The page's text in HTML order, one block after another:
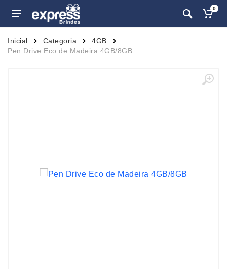
0
Inicial Categoria
4GB
Pen Drive Eco de Madeira 4GB/8GB